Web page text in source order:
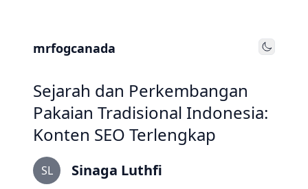
mrfogcanada Toggle
Sejarah dan Perkembangan
Pakaian Tradisional Indonesia:
Konten SEO Terlengkap
SL Sinaga Luthfi